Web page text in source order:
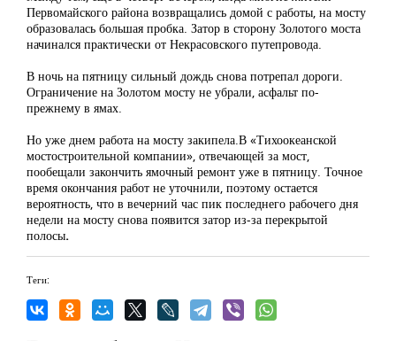
Первомайского района возвращались домой с работы, на мосту
образовалась большая пробка. Затор в сторону Золотого моста
начинался практически от Некрасовского путепровода.
В ночь на пятницу сильный дождь снова потрепал дороги.
Ограничение на Золотом мосту не убрали, асфальт по-
прежнему в ямах.
Но уже днем работа на мосту закипела.В «Тихоокеанской
мостостроительной компании», отвечающей за мост,
пообещали закончить ямочный ремонт уже в пятницу. Точное
время окончания работ не уточнили, поэтому остается
вероятность, что в вечерний час пик последнего рабочего дня
недели на мосту снова появится затор из-за перекрытой
полосы.
Теги: